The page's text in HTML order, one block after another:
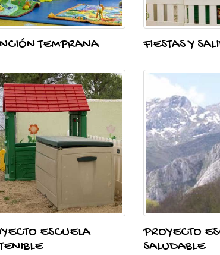
TEMPRANA FIESTAS Y
ESCUELA
PROYECTO
SALUDABLE